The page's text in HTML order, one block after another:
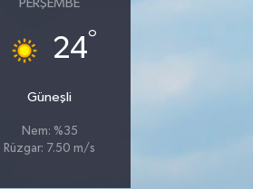
PERŞEMBE
24°
Güneşli
Nem: %35
Rüzgar: 7.50 m/s